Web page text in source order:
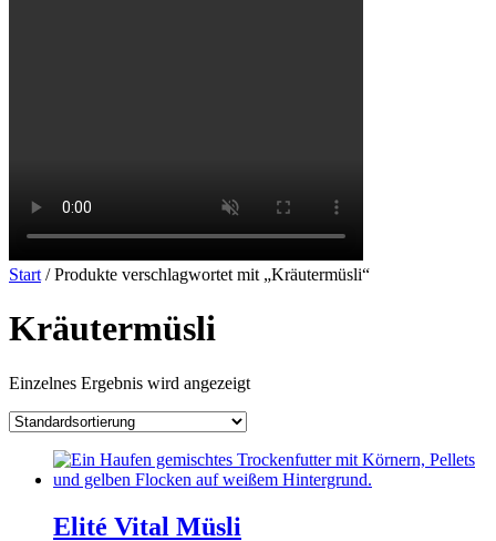
Start / Produkte verschlagwortet mit „Kräutermüsli“
Kräutermüsli
Einzelnes Ergebnis wird angezeigt
Elité Vital Müsli